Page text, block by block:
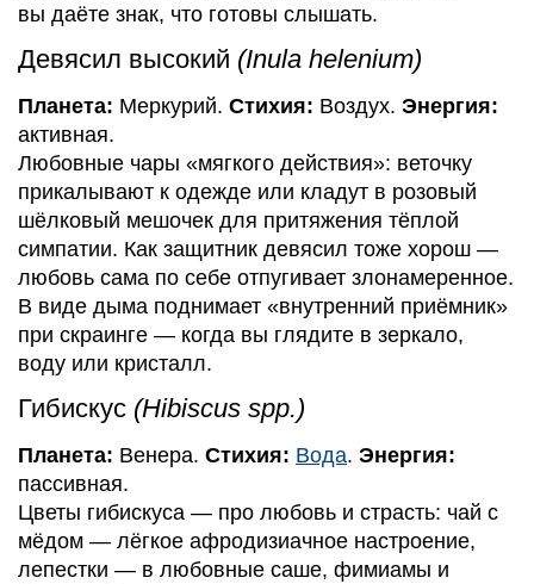
вы даёте знак, что готовы слышать.
Девясил высокий (Inula helenium)
Планета: Меркурий. Стихия: Воздух. Энергия:
активная.
Любовные чары «мягкого действия»: веточку
прикалывают к одежде или кладут в розовый
шёлковый мешочек для притяжения тёплой
симпатии. Как защитник девясил тоже хорош —
любовь сама по себе отпугивает злонамеренное.
В виде дыма поднимает «внутренний приёмник»
при скраинге — когда вы глядите в зеркало,
воду или кристалл.
Гибискус (Hibiscus spp.)
Планета: Венера. Стихия: Вода. Энергия:
пассивная.
Цветы гибискуса — про любовь и страсть: чай с
мёдом — лёгкое афродизиачное настроение,
лепестки — в любовные саше, фимиамы и